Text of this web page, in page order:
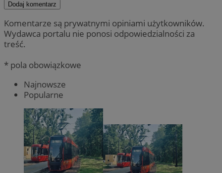
Dodaj komentarz
Komentarze są prywatnymi opiniami użytkowników.
Wydawca portalu nie ponosi odpowiedzialności za
treść.
* pola obowiązkowe
Najnowsze
Popularne